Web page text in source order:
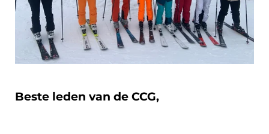
Beste leden van de CCG,